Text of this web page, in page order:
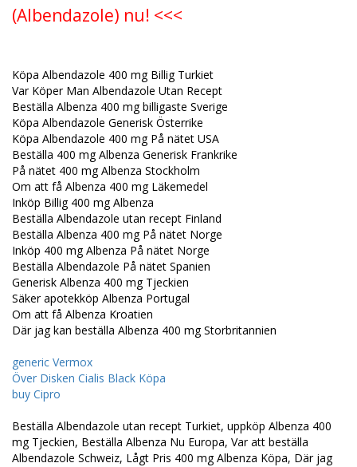
(Albendazole) nu! <<<
Köpa Albendazole 400 mg Billig Turkiet
Var Köper Man Albendazole Utan Recept
Beställa Albenza 400 mg billigaste Sverige
Köpa Albendazole Generisk Österrike
Köpa Albendazole 400 mg På nätet USA
Beställa 400 mg Albenza Generisk Frankrike
På nätet 400 mg Albenza Stockholm
Om att få Albenza 400 mg Läkemedel
Inköp Billig 400 mg Albenza
Beställa Albendazole utan recept Finland
Beställa Albenza 400 mg På nätet Norge
Inköp 400 mg Albenza På nätet Norge
Beställa Albendazole På nätet Spanien
Generisk Albenza 400 mg Tjeckien
Säker apotekköp Albenza Portugal
Om att få Albenza Kroatien
Där jag kan beställa Albenza 400 mg Storbritannien
generic Vermox
Över Disken Cialis Black Köpa
buy Cipro
Beställa Albendazole utan recept Turkiet, uppköp Albenza 400
mg Tjeckien, Beställa Albenza Nu Europa, Var att beställa
Albendazole Schweiz, Lågt Pris 400 mg Albenza Köpa, Där jag